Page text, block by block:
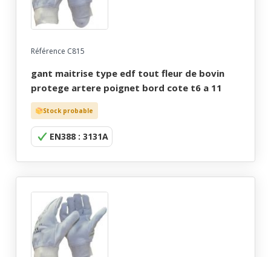
Référence C815
gant maitrise type edf tout fleur de bovin
protege artere poignet bord cote t6 a 11
Stock probable
EN388 : 3131A